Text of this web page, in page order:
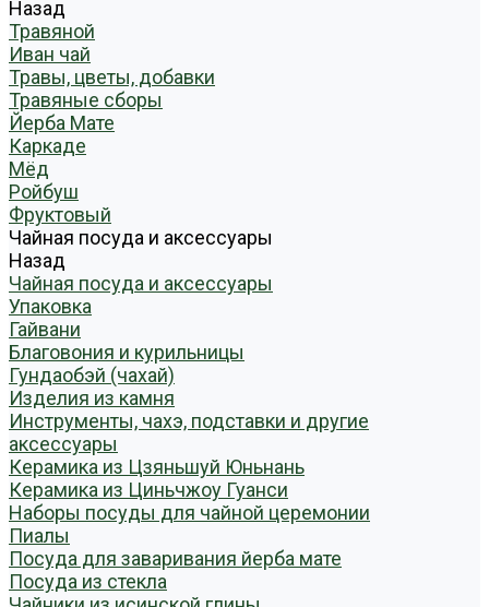
Назад
Травяной
Иван чай
Травы, цветы, добавки
Травяные сборы
Йерба Мате
Каркаде
Мёд
Ройбуш
Фруктовый
Чайная посуда и аксессуары
Назад
Чайная посуда и аксессуары
Упаковка
Гайвани
Благовония и курильницы
Гундаобэй (чахай)
Изделия из камня
Инструменты, чахэ, подставки и другие
аксессуары
Керамика из Цзяньшуй Юньнань
Керамика из Циньчжоу Гуанси
Наборы посуды для чайной церемонии
Пиалы
Посуда для заваривания йерба мате
Посуда из стекла